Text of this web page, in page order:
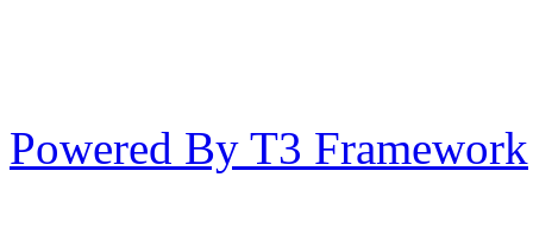
Powered By T3 Framework